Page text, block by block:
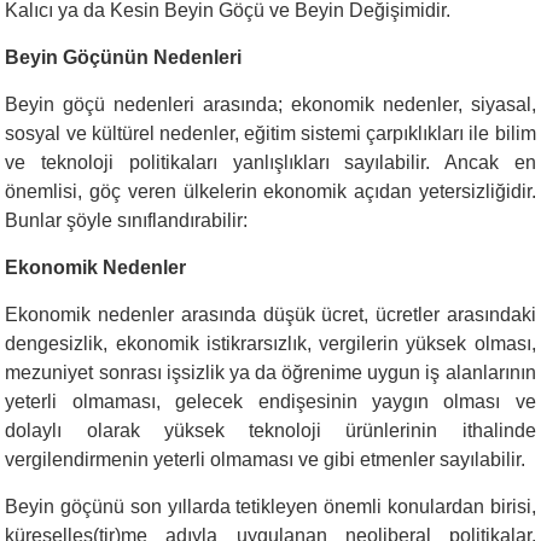
Kalıcı ya da Kesin Beyin Göçü ve Beyin Değişimidir.
Beyin Göçünün Nedenleri
Beyin göçü nedenleri arasında; ekonomik nedenler, siyasal,
sosyal ve kültürel nedenler, eğitim sistemi çarpıklıkları ile bilim
ve teknoloji politikaları yanlışlıkları sayılabilir. Ancak en
önemlisi, göç veren ülkelerin ekonomik açıdan yetersizliğidir.
Bunlar şöyle sınıflandırabilir:
Ekonomik Nedenler
Ekonomik nedenler arasında düşük ücret, ücretler arasındaki
dengesizlik, ekonomik istikrarsızlık, vergilerin yüksek olması,
mezuniyet sonrası işsizlik ya da öğrenime uygun iş alanlarının
yeterli olmaması, gelecek endişesinin yaygın olması ve
dolaylı olarak yüksek teknoloji ürünlerinin ithalinde
vergilendirmenin yeterli olmaması ve gibi etmenler sayılabilir.
Beyin göçünü son yıllarda tetikleyen önemli konulardan birisi,
küreselleş(tir)me adıyla uygulanan neoliberal politikalar.